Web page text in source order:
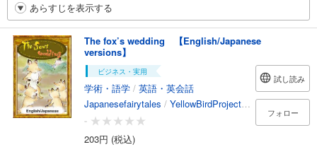
あらすじを表示する
The fox’s wedding 【English/Japanese
versions】
ビジネス・実用
学術・語学 / 英語・英会話
Japanesefairytales / YellowBirdProject/ Suzudon/
-
203円 (税込)
試し読み
フォロー